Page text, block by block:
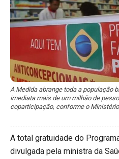
A Medida abrange toda a população
imediata mais de um milhão de
coparticipação, conforme o
A total gratuidade do
divulgada pela ministra da